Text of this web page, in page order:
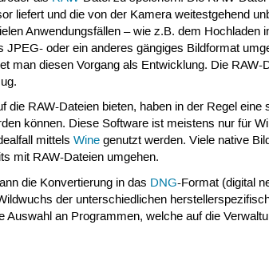
liefert und die von der Kamera weitestgehend
Anwendungsfällen – wie z.B. dem Hochladen
oder ein anderes gängiges Bildformat
man diesen Vorgang als Entwicklung. Die RAW-
RAW-Dateien bieten, haben in der Regel eine
können. Diese Software ist meistens nur für
mittelsWine genutzt werden. Viele native
mit RAW-Dateien umgehen.
die Konvertierung in das DNG-Format (digital
der unterschiedlichen
an Programmen, welche auf die